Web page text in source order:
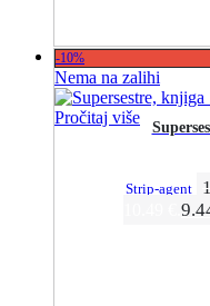
-10%
Nema na zalihi
Pročitaj više
Strip-agent